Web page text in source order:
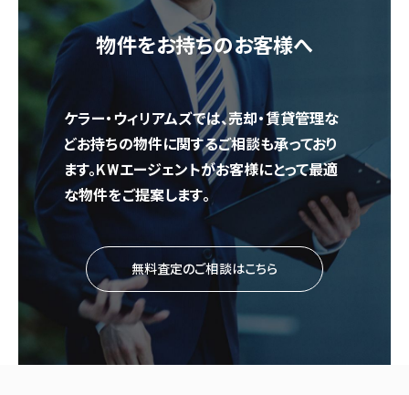
物件をお持ちのお客様へ
ケラー・ウィリアムズでは、売却・賃貸管理な
どお持ちの物件に関するご相談も承っており
ます。KWエージェントがお客様にとって最適
な物件をご提案します。
無料査定のご相談はこちら